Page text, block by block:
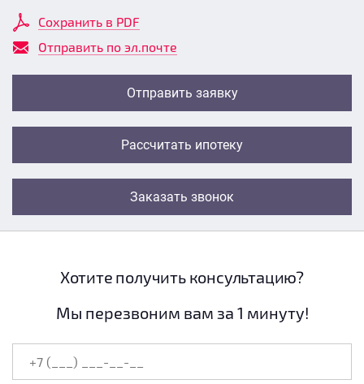
Сохранить в PDF
Отправить по эл.почте
Отправить заявку
Рассчитать ипотеку
Заказать звонок
Хотите получить консультацию?
Мы перезвоним вам за 1 минуту!